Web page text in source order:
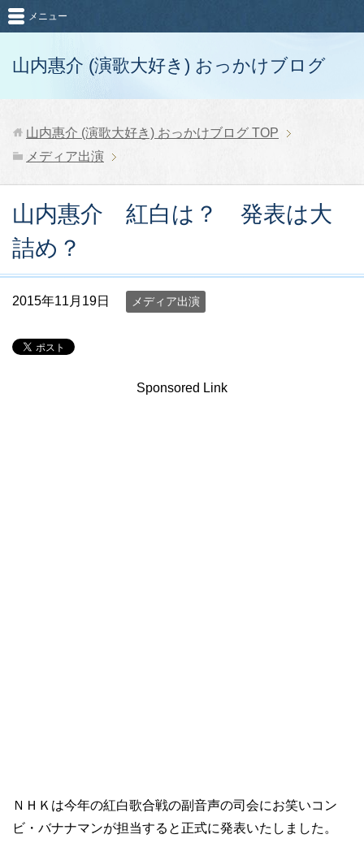
山内惠介 (演歌大好き) おっかけブログ
メニュー
山内惠介 (演歌大好き) おっかけブログ TOP
メディア出演
山内惠介 紅白は？ 発表は大
詰め？
2015年11月19日 メディア出演
Sponsored Link
ＮＨＫは今年の紅白歌合戦の副音声の司会にお笑いコン
ビ・バナナマンが担当すると正式に発表いたしました。